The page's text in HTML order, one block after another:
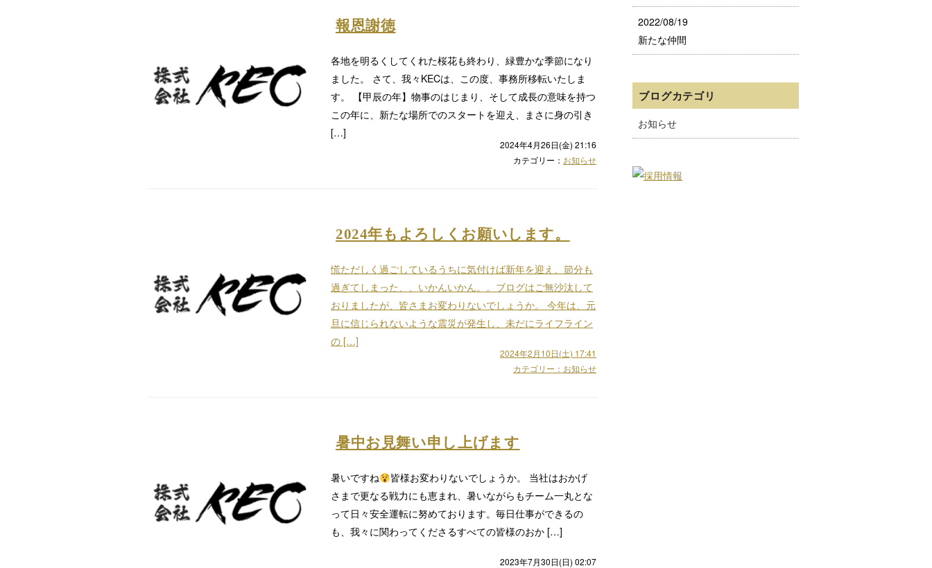
報恩謝徳
各地を明るくしてくれた桜花も終わり、緑豊かな季節になり
ました。 さて、我々KECは、この度、事務所移転いたしま
す。 【甲辰の年】物事のはじまり、そして成長の意味を持つ
この年に、新たな場所でのスタートを迎え、まさに身の引き
[…]
2024年4月26日(金) 21:16
カテゴリー： お知らせ
2024年もよろしくお願いします。
慌ただしく過ごしているうちに気付けば新年を迎え、節分も
過ぎてしまった、、いかんいかん。。ブログはご無沙汰して
おりましたが、皆さまお変わりないでしょうか。 今年は、元
旦に信じられないような震災が発生し、未だにライフライン
の […]
2024年2月10日(土) 17:41
カテゴリー： お知らせ
暑中お見舞い申し上げます
暑いですね
皆様お変わりないでしょうか。 当社はおかげ
さまで更なる戦力にも恵まれ、暑いながらもチーム一丸とな
って日々安全運転に努めております。毎日仕事ができるの
も、我々に関わってくださるすべての皆様のおか […]
2023年7月30日(日) 02:07
2022/08/19
新たな仲間
ブログカテゴリ
お知らせ